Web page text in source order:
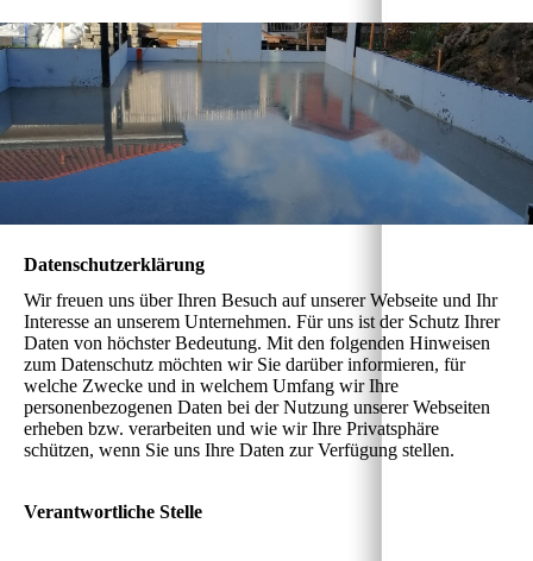
Datenschutzerklärung
Wir freuen uns über Ihren Besuch auf unserer Webseite und Ihr
Interesse an unserem Unternehmen. Für uns ist der Schutz Ihrer
Daten von höchster Bedeutung. Mit den folgenden Hinweisen
zum Datenschutz möchten wir Sie darüber informieren, für
welche Zwecke und in welchem Umfang wir Ihre
personenbezogenen Daten bei der Nutzung unserer Webseiten
erheben bzw. verarbeiten und wie wir Ihre Privatsphäre
schützen, wenn Sie uns Ihre Daten zur Verfügung stellen.
Verantwortliche Stelle